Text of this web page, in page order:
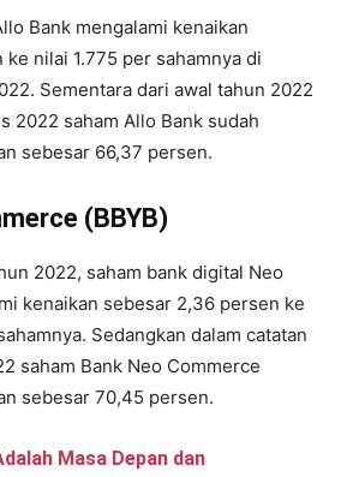
Bank mengalami kenaikan
nilai 1.775 per sahamnya di
Sementara dari awal tahun 2022
2022 saham Allo Bank sudah
sebesar 66,37 persen.
(BBYB)
2022, saham bank digital Neo
kenaikan sebesar 2,36 persen ke
Sedangkan dalam catatan
saham Bank Neo Commerce
sebesar 70,45 persen.
Masa Depan dan